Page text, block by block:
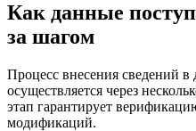
Как данные
за шагом
Процесс внесения сведений в
осуществляется через
этап гарантирует
модификаций.